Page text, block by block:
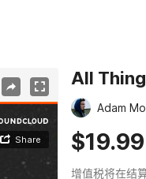
All
Adam
$19.99
增值税将在结